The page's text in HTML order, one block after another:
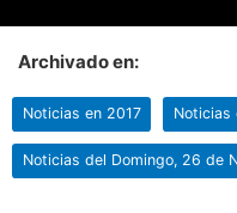
Archivado en:
Noticias en 2017 Noticias
Noticias del Domingo, 26 de